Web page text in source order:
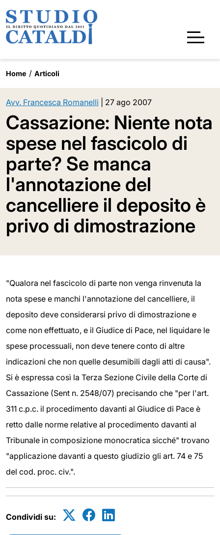
Home Articoli
Avv. Francesca Romanelli 27 ago 2007
Cassazione: Niente nota
spese nel fascicolo di
parte? Se manca
l'annotazione del
cancelliere il deposito è
privo di dimostrazione
"Qualora nel fascicolo di parte non venga rinvenuta la
nota spese e manchi l'annotazione del cancelliere, il
deposito deve considerarsi privo di dimostrazione e
come non effettuato, e il Giudice di Pace, nel liquidare le
spese processuali, non deve tenere conto di altre
indicazioni che non quelle desumibili dagli atti di causa".
Si è espressa così la Terza Sezione Civile della Corte di
Cassazione (Sent n. 2548/07) precisando che "per l'art.
311 c.p.c. il procedimento davanti al Giudice di Pace è
retto dalle norme relative al procedimento davanti al
Tribunale in composizione monocratica sicché" trovano
"applicazione davanti a questo giudizio gli art. 74 e 75
del cod. proc. civ.".
Condividi su: